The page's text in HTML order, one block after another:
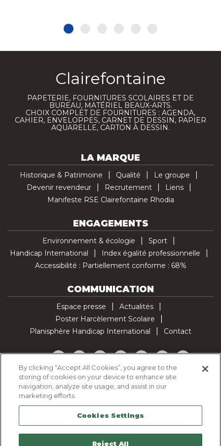
Clairefontaine
PAPETERIE, FOURNITURES SCOLAIRES ET DE
BUREAU, MATÉRIEL BEAUX-ARTS.
CHOIX COMPLET DE FOURNITURES : AGENDA,
CAHIER, ENVELOPPES, CARNET DE DESSIN, PAPIER
AQUARELLE, CARTON À DESSIN.
LA MARQUE
Historique & Patrimoine Qualité
Le groupe
Devenir revendeur
Recrutement
Liens
Manifeste RSE Clairefontaine Rhodia
ENGAGEMENTS
Environnement & écologie
Sport
Handicap International
Index égalité professionnelle
Accessibilité : Partiellement conforme : 68%
COMMUNICATION
Espace presse
Actualités
Poster Harcèlement Scolaire
Planisphère Handicap International
Contact
Facebook
TwitterYouTubePinterestInstagramLinkedInTikTok
Politique d'utilisation des cookies
Politique de confidentialité
Mentions légales
Plan du site
Contactez-nous
By clicking “Accept All Cookies”, you agree to the
storing of cookies on your device to enhance site
navigation, analyze site usage, and assist in our
marketing efforts.
Cookies Settings
Reject All